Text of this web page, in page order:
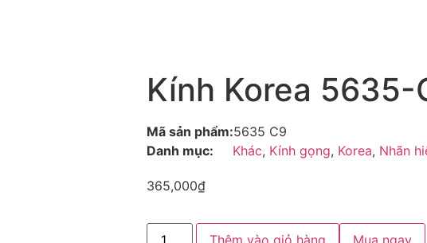
Kính Korea 5635-
Mã sản phẩm:5635 C9
Danh mục:
Khác, Kính gọng, Korea, Nhãn
365,000₫
Thêm vào giỏ hàng Mua ngay